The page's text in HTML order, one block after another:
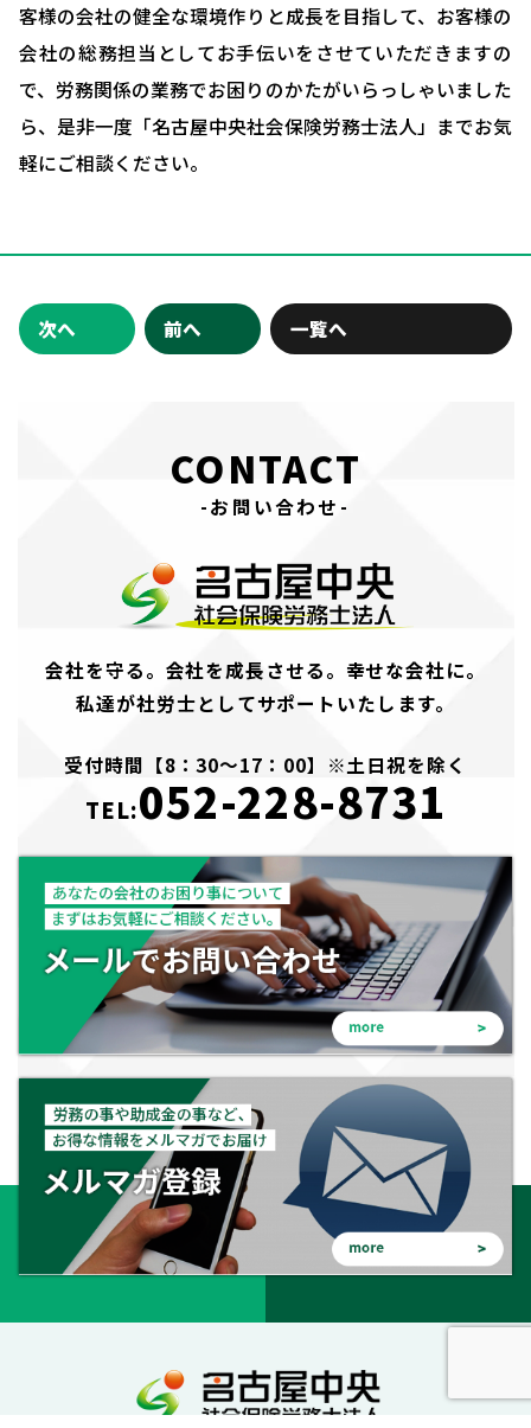
客様の会社の健全な環境作りと成長を目指して、お客様の
会社の総務担当としてお手伝いをさせていただきますの
で、労務関係の業務でお困りのかたがいらっしゃいました
ら、是非一度「名古屋中央社会保険労務士法人」までお気
軽にご相談ください。
次へ 前へ 一覧へ
CONTACT
-お問い合わせ-
会社を守る。会社を成長させる。幸せな会社に。
私達が社労士としてサポートいたします。
受付時間【8：30～17：00】※土日祝を除く
TEL:052-228-8731